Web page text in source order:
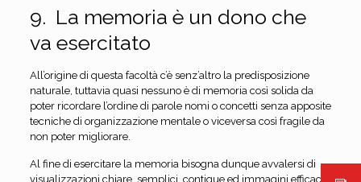
9. La memoria è un dono che
va esercitato
All’origine di questa facoltà c’è senz’altro la predisposizione
naturale, tuttavia quasi nessuno è di memoria così solida da
poter ricordare l’ordine di parole nomi o concetti senza apposite
tecniche di organizzazione mentale o viceversa così fragile da
non poter migliorare.
Al fine di esercitare la memoria bisogna dunque avvalersi di
visualizzazioni chiare, semplici, contigue ed immagini efficaci